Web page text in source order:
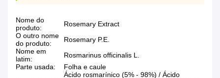
Nome do
produto:
Rosemary Extract
O outro nome
do produto:
Rosemary P.E.
Nome em
latim:
Rosmarinus officinalis L.
Parte usada:
Folha e caule
Ácido rosmarínico (5% - 98%) / Ácido